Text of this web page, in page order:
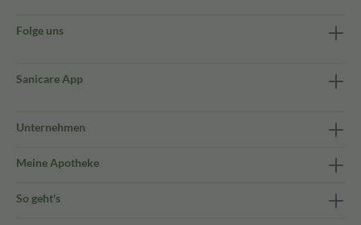
Folge uns
Sanicare App
Unternehmen
Meine Apotheke
So geht's